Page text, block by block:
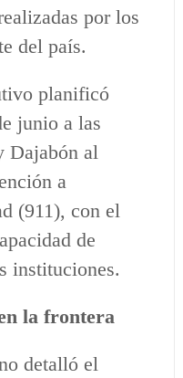
por los
del país.
planificó
junio a las
Dajabón al
a
(911), con el
de
instituciones.
la frontera
detalló el